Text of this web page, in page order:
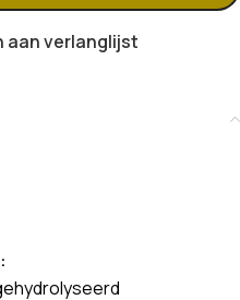
aan verlanglijst